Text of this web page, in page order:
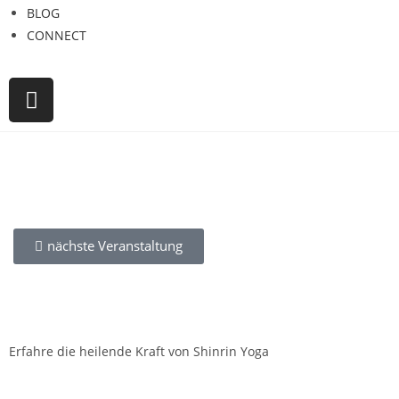
BLOG
CONNECT
nächste Veranstaltung
Erfahre die heilende Kraft von Shinrin Yoga